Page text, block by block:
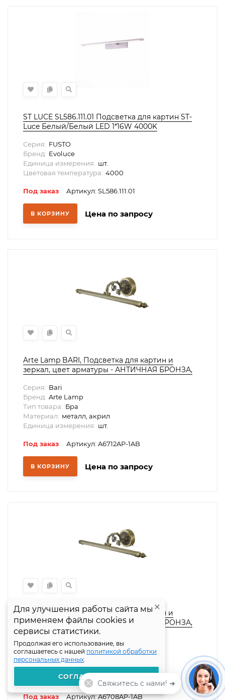
Для улучшения работы сайта мы
применяем файлы cookies и
сервисы статистики.
Продолжая его использование, вы
соглашаетесь с нашей политикой обработки
персональных данных.
СОГЛАШАЮСЬ
ST LUCE SL586.111.01 Подсветка для картин ST-
Luce Белый/Белый LED 1*16W 4000K
Серия: FUSTO
Бренд: Evoluce
Единица измерения: шт.
Цветовая температура: 4000
Под заказ Артикул: SL586.111.01
В КОРЗИНУ Цена по запросу
Arte Lamp BARI, Подсветка для картин и
зеркал, цвет арматуры - АНТИЧНАЯ БРОНЗА,
12W LED, A6712AP-1AB
Серия: Bari
Бренд: Arte Lamp
Тип товара: Бра
Материал: металл, акрил
Единица измерения: шт.
Под заказ Артикул: A6712AP-1AB
В КОРЗИНУ Цена по запросу
Arte Lamp BARI, Подсветка для картин и
зеркал, цвет арматуры - АНТИЧНАЯ БРОНЗА,
цвет плафона/декора - АНТИЧНАЯ БРОНЗА, 8W
LED, A6708AP-1AB
Бренд: Arte Lamp
Тип товара: Бра
Материал: металл, акрил
Единица измерения:
Под заказ Артикул: A6708AP-1AB
Для улучшения работы сайта мы
применяем файлы cookies и
сервисы статистики.
Продолжая его использование, вы
соглашаетесь с нашей политикой обработки
персональных данных.
СОГЛАШАЮСЬ
Свяжитесь с нами! ➜